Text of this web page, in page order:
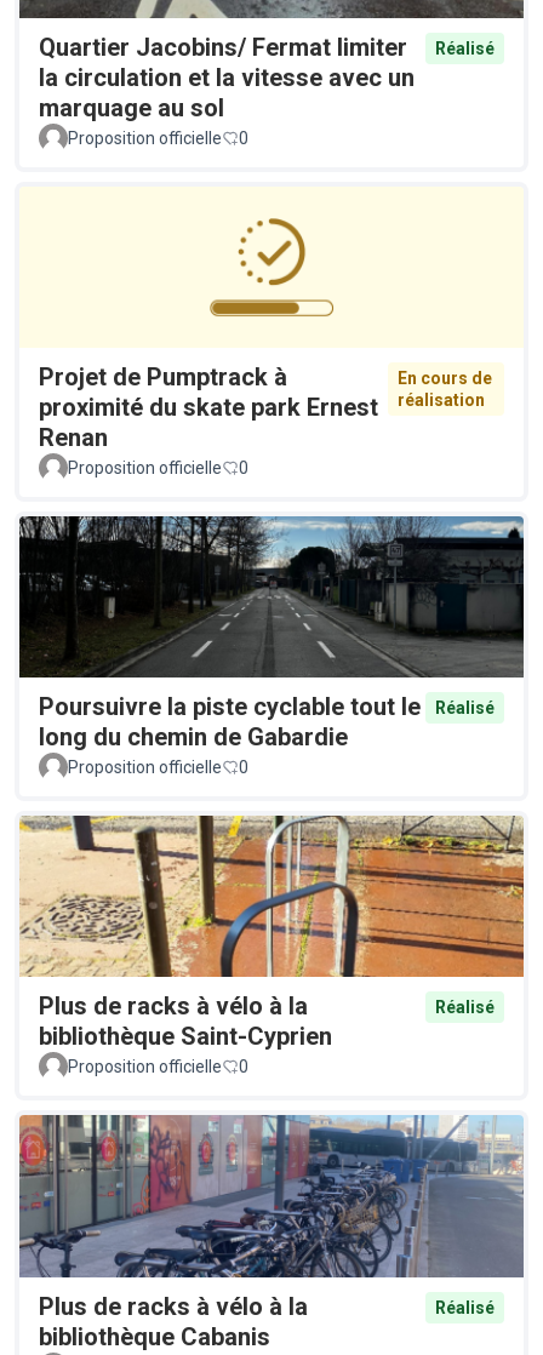
Quartier Jacobins/ Fermat limiter
la circulation et la vitesse avec un
marquage au sol
Réalisé
Proposition officielle 0
Projet de Pumptrack à
proximité du skate park Ernest
Renan
En cours de
réalisation
Proposition officielle 0
Poursuivre la piste cyclable tout le
long du chemin de Gabardie
Réalisé
Proposition officielle 0
Plus de racks à vélo à la
bibliothèque Saint-Cyprien
Réalisé
Proposition officielle 0
Plus de racks à vélo à la
bibliothèque Cabanis
Réalisé